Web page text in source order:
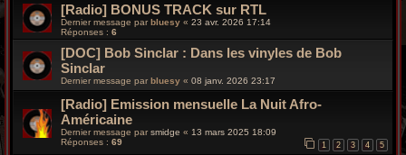
[Radio] BONUS TRACK sur RTL
Dernier message parbluesy « 23 avr. 2026 17:14
Réponses : 6
[DOC] Bob Sinclar : Dans les vinyles de Bob
Sinclar
Dernier message par bluesy « 08 janv. 2026 23:17
[Radio] Emission mensuelle La Nuit Afro-
Américaine
Dernier message par smidge « 13 mars 2025 18:09
Réponses : 69 1 2 3 4 5